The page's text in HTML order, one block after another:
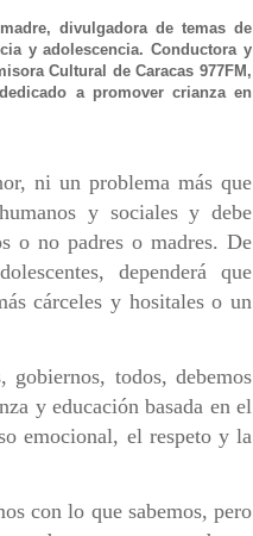
divulgadora de temas de
y adolescencia. Conductora y
Cultural de Caracas 977FM,
a promover crianza en
ni un problema más que
y sociales y debe
o no padres o madres. De
dependerá que
cárceles y hositales o un
gobiernos, todos, debemos
y educación basada en el
emocional, el respeto y la
con lo que sabemos, pero